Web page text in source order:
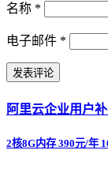
名称 *
电子邮件 *
阿里云企业用户
2核8G内存 390元/年